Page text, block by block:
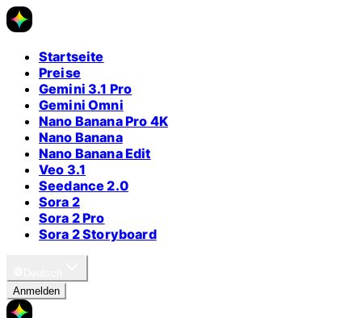
Startseite
Preise
Gemini 3.1 Pro
Gemini Omni
Nano Banana Pro 4K
Nano Banana
Nano Banana Edit
Veo 3.1
Seedance 2.0
Sora 2
Sora 2 Pro
Sora 2 Storyboard
Anmelden